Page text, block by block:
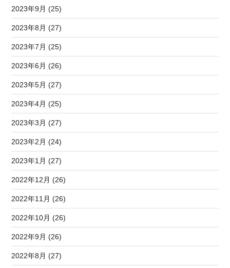
2023年9月 (25)
2023年8月 (27)
2023年7月 (25)
2023年6月 (26)
2023年5月 (27)
2023年4月 (25)
2023年3月 (27)
2023年2月 (24)
2023年1月 (27)
2022年12月 (26)
2022年11月 (26)
2022年10月 (26)
2022年9月 (26)
2022年8月 (27)